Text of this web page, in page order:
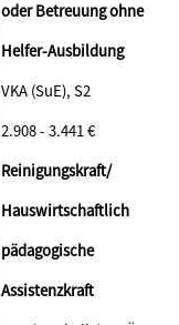
oder Betreuung ohne
Helfer-Ausbildung
VKA (SuE), S2
2.908 - 3.441 €
Reinigungskraft/
Hauswirtschaftlich
pädagogische
Assistenzkraft